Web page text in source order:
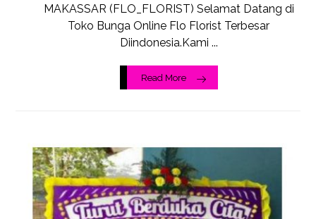
MAKASSAR (FLO_FLORIST) Selamat Datang di
Toko Bunga Online Flo Florist Terbesar
Diindonesia.Kami ...
Read More